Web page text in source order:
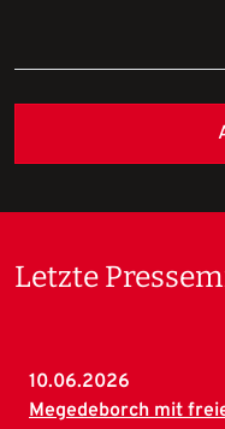
Letzte
10.06.2026
Megedeborch mit